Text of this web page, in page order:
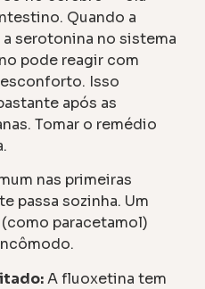
Quando a
serotonina no sistema
pode reagir com
Isso
após as
Tomar o remédio
nas primeiras
passa sozinha. Um
paracetamol)
A fluoxetina tem